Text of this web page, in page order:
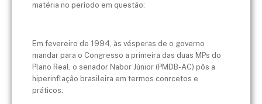
matéria no período em questão:
Em fevereiro de 1994, às vésperas de o governo
mandar para o Congresso a primeira das duas MPs do
Plano Real, o senador Nabor Júnior (PMDB-AC) pôs a
hiperinflação brasileira em termos conrcetos e
práticos: